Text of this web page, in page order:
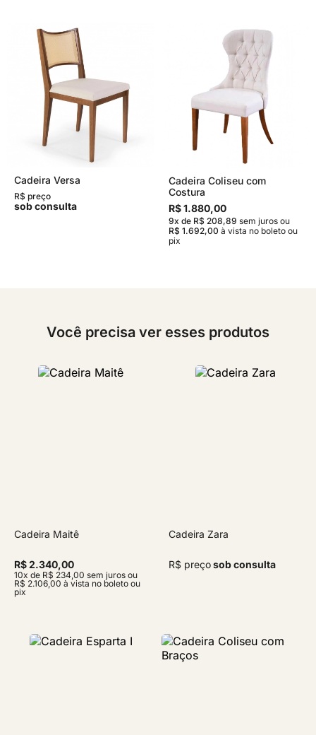
Cadeira Versa
R$ preço
sob consulta
Cadeira Coliseu com
Costura
R$ 1.880,00
9x de R$ 208,89 sem juros ou
R$ 1.692,00 à vista no boleto ou
pix
Você precisa ver esses produtos
Cadeira Maitê
R$ 2.340,00
10x de R$ 234,00 sem juros ou
R$ 2.106,00 à vista no boleto ou
pix
Cadeira Zara
R$ preçosob consulta